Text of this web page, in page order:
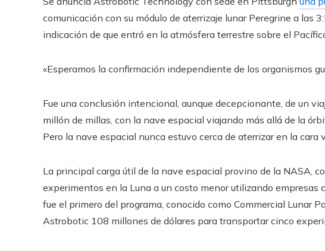
comunicación con su módulo de aterrizaje lunar Peregrine a las
indicación de que entró en la atmósfera terrestre sobre el
«Esperamos la confirmación independiente de los organismos
Fue una conclusión intencional, aunque decepcionante, de un
millón de millas, con la nave espacial viajando más allá de la
Pero la nave espacial nunca estuvo cerca de aterrizar en la cara
La principal carga útil de la nave espacial provino de la NASA,
experimentos en la Luna a un costo menor utilizando empresas
fue el primero del programa, conocido como Commercial Lunar
Astrobotic 108 millones de dólares para transportar cinco